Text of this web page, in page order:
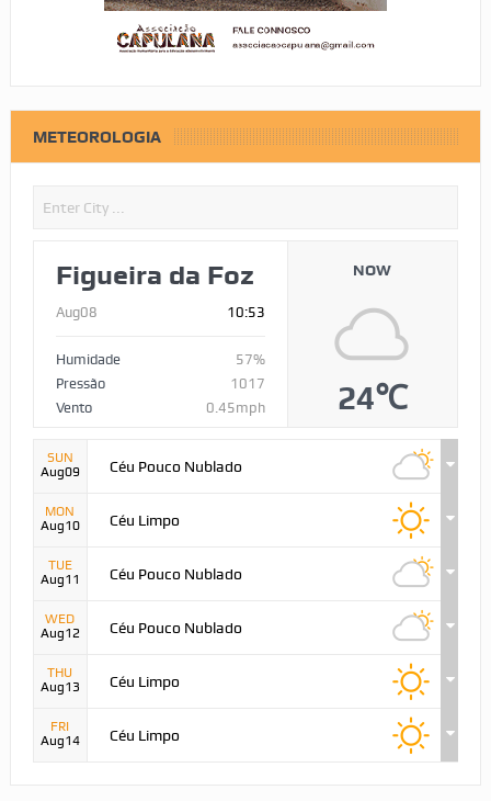
METEOROLOGIA
Figueira da Foz
Aug08 10:53
Humidade
57%
Pressão
1017
Vento
0.45mph
NOW
24℃
SUN
Aug09
Céu Pouco Nublado
MON
Aug10
Céu Limpo
TUE
Aug11
Céu Pouco Nublado
WED
Aug12
Céu Pouco Nublado
THU
Aug13
Céu Limpo
FRI
Aug14
Céu Limpo